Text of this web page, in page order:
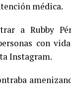
médica.
a Rubby
con
Instagram.